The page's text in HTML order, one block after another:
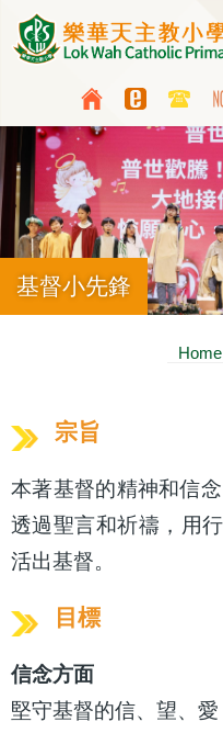
Skip to main content
基督小先鋒
Home
宗旨
本著基督的精神和信
透過聖言和祈禱，用
活出基督。
目標
信念方面
堅守基督的信、望、愛